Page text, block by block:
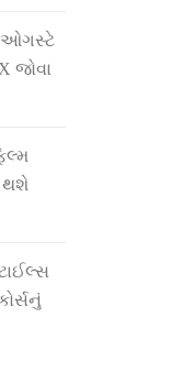
ઓગસ્ટે
જોવા
થશે